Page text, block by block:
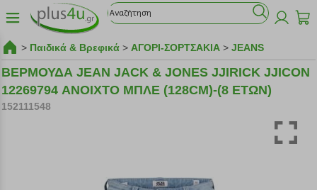
> Παιδικά & Βρεφικά > ΑΓΟΡΙ-ΣΟΡΤΣΑΚΙΑ > JEANS
ΒΕΡΜΟΥΔΑ JEAN JACK & JONES JJIRICK JJICON
12269794 ΑΝΟΙΧΤΟ ΜΠΛΕ (128CM)-(8 ΕΤΩΝ)
152111548